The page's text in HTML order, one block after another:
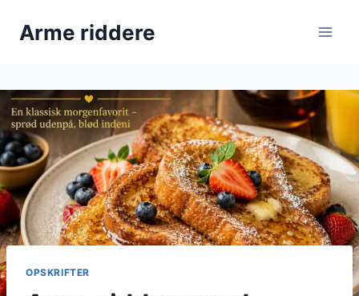
Arme riddere
OPSKRIFTER